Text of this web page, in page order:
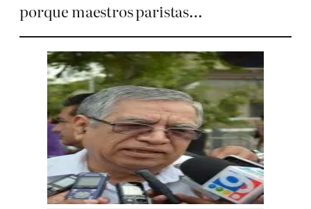
porque maestros paristas…